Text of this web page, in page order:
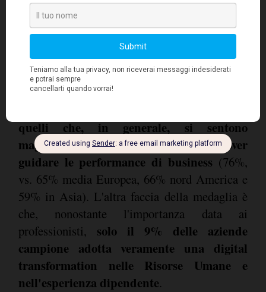
considera i professionisti talentuosi come
una priorità, la percentuale più alta in
Europa
. Sono anche tra i più sicuri (58%)
quando si tratta di riconoscere di aver assunto
la giusta forza lavoro per raggiungere i futuri
obiettivi di business, soprattutto nei prossimi
quelli che, in generale, si sentono
maggiormente responsabili nel dover
guidare le performance di business (76%,
vs. 65% media Europea, 66% nord America e
59% in Asia). L'altra faccia della medaglia è
che, nonostante l'importanza data ai
professionisti, solo il 9% delle aziende
campione adotta veramente una digital
transformation nelle Risorse Umane e
nell'esperienza dipendente.